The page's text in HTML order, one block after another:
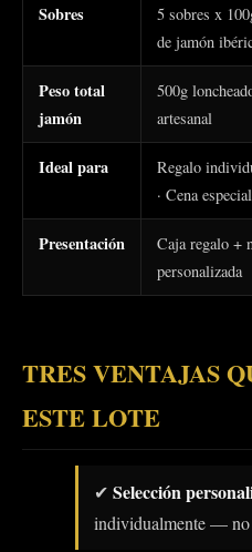
Sobres
5 sobres x
de jamón
Peso total
jamón
500g
artesanal
Ideal para
Regalo
· Cena especial
Presentación
Caja regalo +
personalizada
TRES VENTAJAS
ESTE LOTE
✔ Selección
individualmente — no